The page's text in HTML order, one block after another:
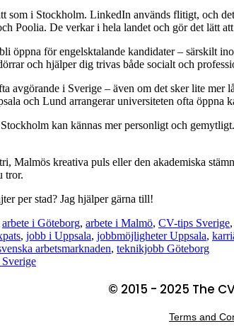
som i Stockholm. LinkedIn används flitigt, och
Poolia. De verkar i hela landet och gör det lätt
öppna för engelsktalande kandidater – särskilt
och hjälper dig trivas både socialt och
avgörande i Sverige – även om det sker lite
och Lund arrangerar universiteten ofta öppna
kan kännas mer personligt och
Malmös kreativa puls eller den akademiska
tror.
per stad? Jag hjälper gärna till!
arbete i Göteborg, arbete i Malmö, CV-tips Sverige,
, jobb i Uppsala, jobbmöjligheter Uppsala,
arbetsmarknaden, teknikjobb Göteborg
© 2015 - 2025 The
Terms and